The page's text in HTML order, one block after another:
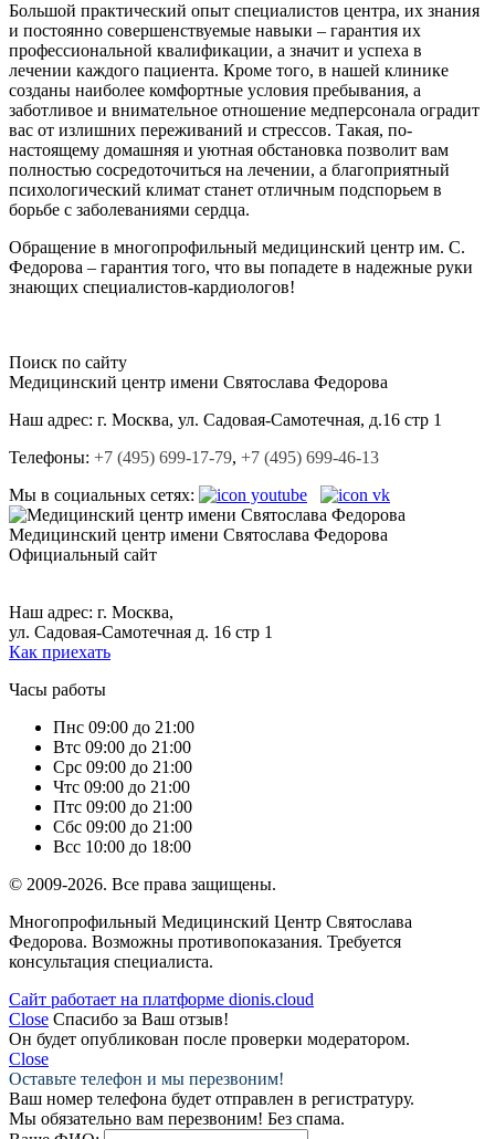
Большой практический опыт специалистов центра, их знания
и постоянно совершенствуемые навыки – гарантия их
профессиональной квалификации, а значит и успеха в
лечении каждого пациента. Кроме того, в нашей клинике
созданы наиболее комфортные условия пребывания, а
заботливое и внимательное отношение медперсонала оградит
вас от излишних переживаний и стрессов. Такая, по-
настоящему домашняя и уютная обстановка позволит вам
полностью сосредоточиться на лечении, а благоприятный
психологический климат станет отличным подспорьем в
борьбе с заболеваниями сердца.
Обращение в многопрофильный медицинский центр им. С.
Федорова – гарантия того, что вы попадете в надежные руки
знающих специалистов-кардиологов!
Поиск по сайту
Медицинский центр имени Святослава Федорова
Наш адрес: г. Москва, ул. Садовая-Cамотечная, д.16 стр 1
Телефоны: +7 (495) 699-17-79, +7 (495) 699-46-13
Мы в социальных сетях:
Медицинский центр имени Святослава Федорова
Официальный сайт
Наш адрес: г. Москва,
ул. Садовая-Самотечная д. 16 стр 1
Как приехать
Часы работы
Пнс 09:00 до 21:00
Втс 09:00 до 21:00
Срс 09:00 до 21:00
Чтс 09:00 до 21:00
Птс 09:00 до 21:00
Сбс 09:00 до 21:00
Всс 10:00 до 18:00
© 2009-2026. Все права защищены.
Многопрофильный Медицинский Центр Святослава
Федорова. Возможны противопоказания. Требуется
консультация специалиста.
Сайт работает на платформе dionis.cloud
Close Спасибо за Ваш отзыв!
Он будет опубликован после проверки модератором.
Close
Оставьте телефон и мы перезвоним!
Ваш номер телефона будет отправлен в регистратуру.
Мы обязательно вам перезвоним! Без спама.